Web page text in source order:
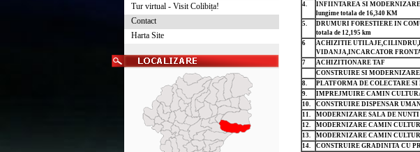
Tur virtual - Visit Colibița!
Contact
Harta Site
4.
INFIINTAREA SI
lungime totala de 16,340 KM
5.
DRUMURI FORESTIERE IN
totala de 12,195 km
6 ACHIZITIE
VIDANJA,INCARCATOR
7 ACHIZITIONARE TAF
CONSTRUIRE SI
8.
PLATFORMA DE COLECTARE
9.
IMPREJMUIRE CAMIN
10.
CONSTRUIRE DISPENSAR
11.
MODERNIZARE SALA DE NUNTI
12.
MODERNIZARE CAMIN
13.
MODERNIZARE CAMIN
14.
CONSTRUIRE GRADINITA CU